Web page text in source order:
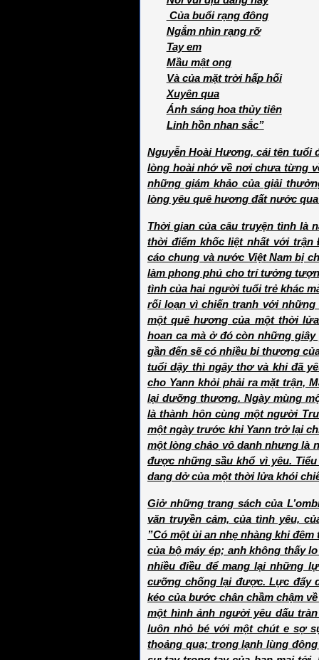
Của buổi rạng đông
Ngắm nhìn rạng rỡ
Tay em
Mầu mật ong
Và của mặt trời hấp hối
Xuyên qua
Ánh sáng hoa thủy tiên
Linh hồn nhan sắc”
Nguyễn Hoài Hương, cái tên tuổi
lòng hoài nhớ về nơi chưa từng
những giám khảo của giải
lòng yêu quê hương đất nước
Thời gian của câu truyện tình là
thời điểm khốc liệt nhất với trận
cáo chung và nước Việt Nam bị
làm phong phú cho trí tưởng
tình của hai người tuổi trẻ khác
rối loạn vì chiến tranh với
một quê hương của một thời
hoan ca mà ở đó còn những
gần đến sẽ có nhiều bi thương
tuổi dậy thì ngây thơ và khi đã
cho Yann khỏi phải ra mặt trận,
lại dưỡng thương. Ngày mùng
là thành hôn cùng một người
một ngày trước khi Yann trở lại
một lòng chảo vô danh nhưng là
được những sầu khổ vì yêu.
dang dở của một thời lửa khói
Giở những trang sách của
văn truyền cảm, của tình yêu,
”Có một ủi an nhẹ nhàng khi
của bộ máy ép; anh không thấy
nhiều điều để mang lại những
cưỡng chống lại được. Lực đẩy
kéo của bước chân chầm chậm
một hình ảnh người yêu dấu
luôn nhỏ bé với một chút e sợ
thoảng qua; trong lạnh lùng